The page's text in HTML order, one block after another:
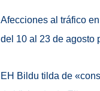
Afecciones al tráfico
del 10 al 23 de agosto
EH Bildu tilda de